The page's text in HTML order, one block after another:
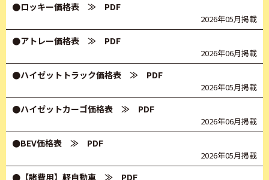
●ロッキー価格表 ≫ PDF
2026年05月掲載
●アトレー価格表 ≫ PDF
2026年06月掲載
●ハイゼットトラック価格表 ≫ PDF
2026年05月掲載
●ハイゼットカーゴ価格表 ≫ PDF
2026年06月掲載
●BEV価格表 ≫ PDF
2026年05月掲載
●【諸費用】軽自動車 ≫ PDF